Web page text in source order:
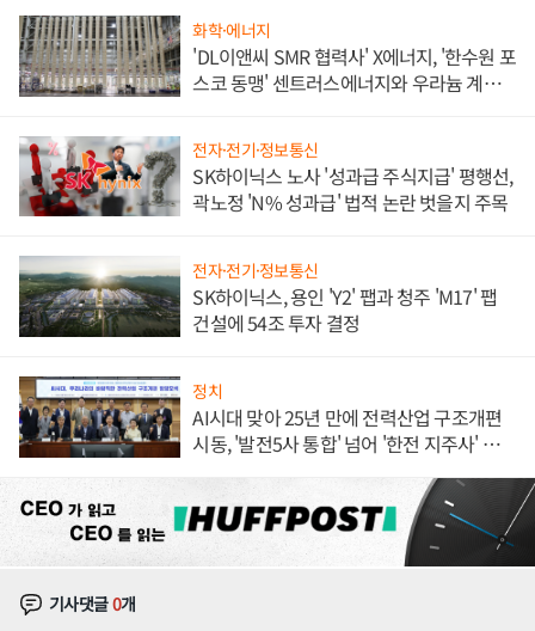
화학·에너지
'DL이앤씨 SMR 협력사' X에너지, '한수원 포
스코 동맹' 센트러스에너지와 우라늄 계약
전자·전기·정보통신
SK하이닉스 노사 '성과급 주식지급' 평행선,
곽노정 'N% 성과급' 법적 논란 벗을지 주목
전자·전기·정보통신
SK하이닉스, 용인 'Y2' 팹과 청주 'M17' 팹
건설에 54조 투자 결정
정치
AI시대 맞아 25년 만에 전력산업 구조개편
시동, '발전5사 통합' 넘어 '한전 지주사' 재편
기사댓글0개